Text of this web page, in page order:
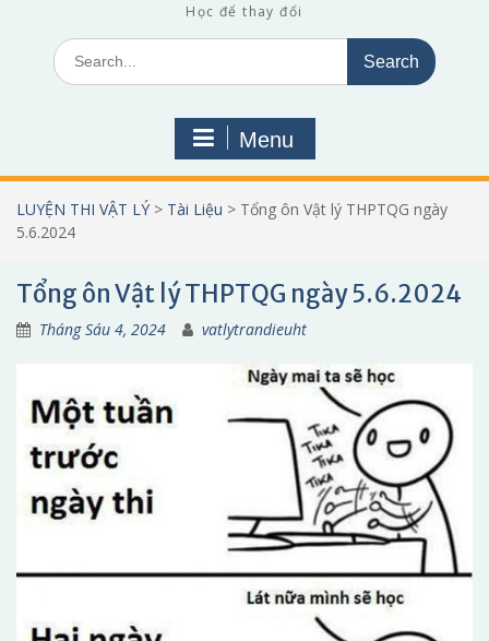
Học để thay đổi
Search
for:
Menu
LUYỆN THI VẬT LÝ > Tài Liệu > Tổng ôn Vật lý THPTQG ngày
5.6.2024
Tổng ôn Vật lý THPTQG ngày 5.6.2024
Tháng Sáu 4, 2024 vatlytrandieuht